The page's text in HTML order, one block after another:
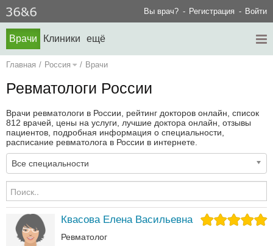
Вы врач? Регистрация Войти
Врачи Клиники ещё
Главная / Россия / Врачи
Ревматологи России
Врачи ревматологи в России, рейтинг докторов онлайн, список
812 врачей, цены на услуги, лучшие доктора онлайн, отзывы
пациентов, подробная информация о специальности,
расписание ревматолога в России в интернете.
Все специальности
Квасова Елена Васильевна
Ревматолог